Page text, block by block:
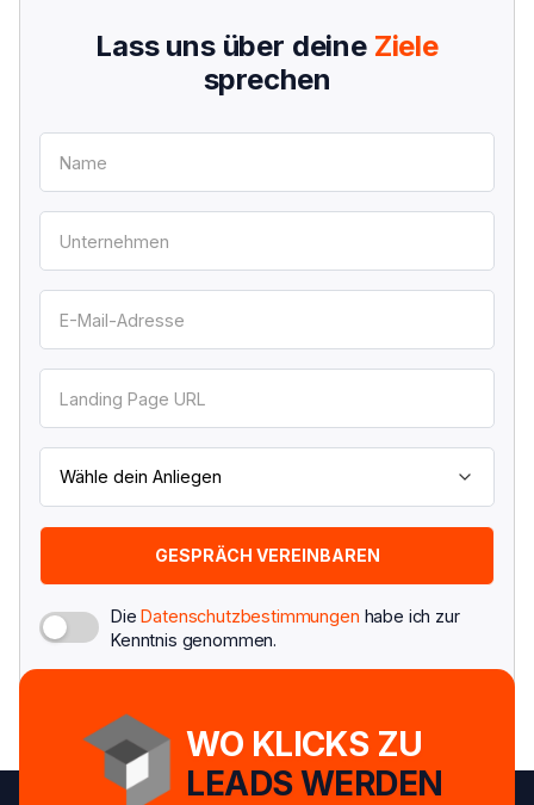
Lass uns über deine Ziele
sprechen
DieDatenschutzbestimmungen habe ich zur
Kenntnis genommen.
WO KLICKS ZU
LEADS WERDEN